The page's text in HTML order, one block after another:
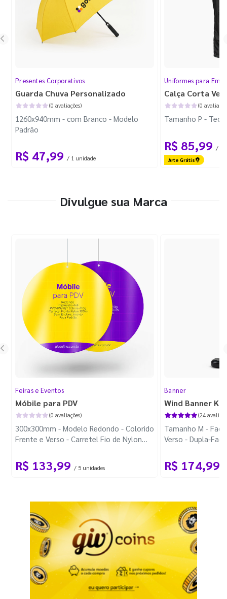
Presentes Corporativos
Guarda Chuva Personalizado
(0 avaliações)
1260x940mm - com Branco - Modelo
Padrão
R$ 47,99 / 1 unidade
Uniformes para
Calça Corta
(0
Tamanho P -
R$ 85,99 / 1
Arte Grátis
Divulgue sua Marca
Feiras e Eventos
Móbile para PDV
(0 avaliações)
300x300mm - Modelo Redondo - Colorido
Frente e Verso - Carretel Fio de Nylon
R$ 133,99 / 5 unidades
Banner
Wind Banner
(24
Tamanho M -
Verso - Dupla-
R$ 174,99